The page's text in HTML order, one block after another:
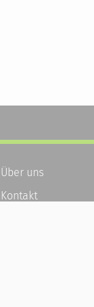
Über uns
Kontakt